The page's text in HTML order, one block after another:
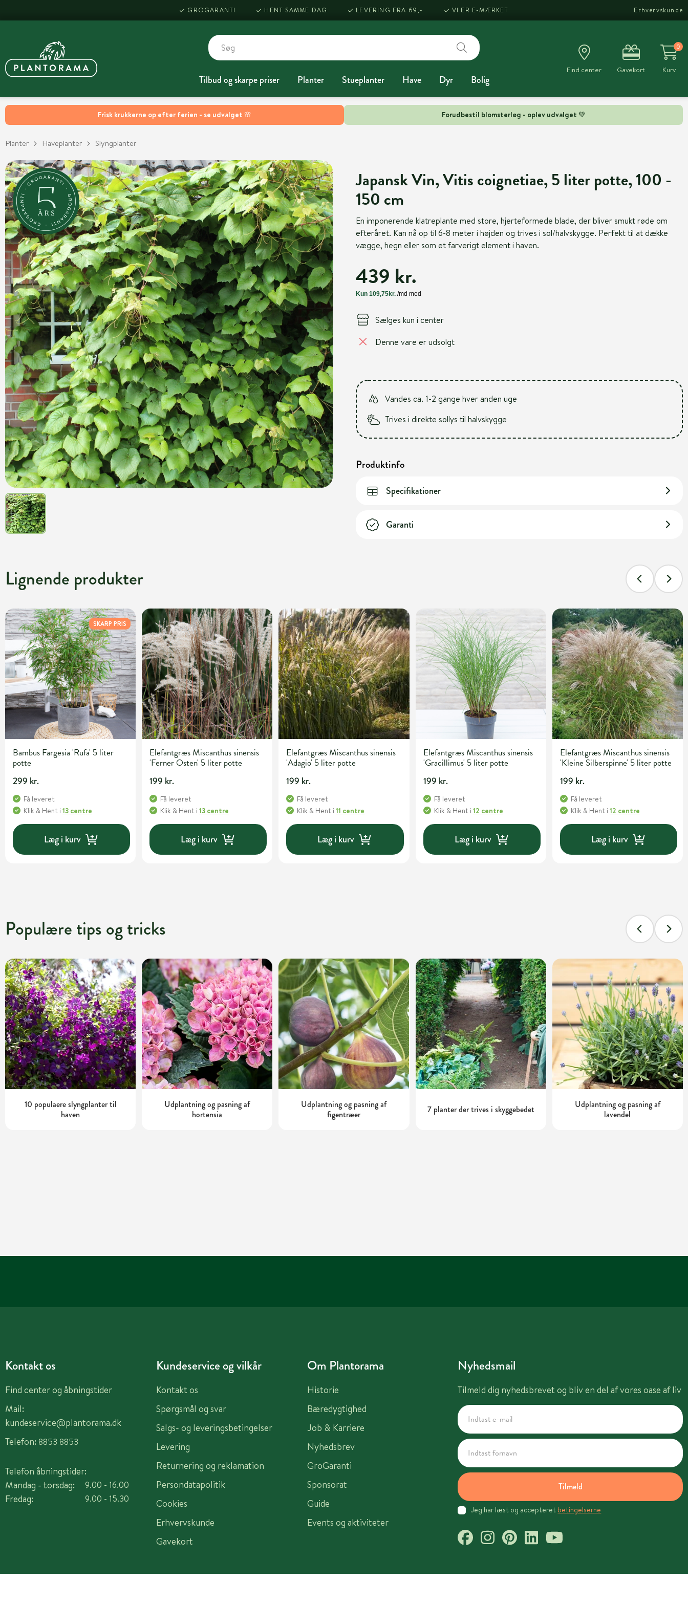
Frisk krukkerne op efter ferien - se udvalget 🌸 Forudbestil blomsterløg - oplev udvalget 💚
GROGARANTI HENT SAMME DAG LEVERING FRA 69,- VI ER E-MÆRKET Erhvervskunde
Tilbud og skarpe priser Planter Stueplanter Have Dyr Bolig
Find center Gavekort
0
Kurv
Planter Haveplanter Slyngplanter
Japansk Vin, Vitis coignetiae, 5 liter potte, 100 -
150 cm
En imponerende klatreplante med store, hjerteformede blade, der bliver smukt røde om
efteråret. Kan nå op til 6-8 meter i højden og trives i sol/halvskygge. Perfekt til at dække
vægge, hegn eller som et farverigt element i haven.
439 kr.
Sælges kun i center
Denne vare er udsolgt
Vandes ca. 1-2 gange hver anden uge
Trives i direkte sollys til halvskygge
Produktinfo
Specifikationer
Garanti
Lignende produkter
SKARP PRIS
Bambus Fargesia 'Rufa' 5 liter
potte
299 kr.
Få leveret
Klik & Hent i 13 centre
Læg i kurv
Elefantgræs Miscanthus sinensis
'Ferner Osten' 5 liter potte
199 kr.
Få leveret
Klik & Hent i13 centre
Læg i kurv
Elefantgræs Miscanthus sinensis
'Adagio' 5 liter potte
199 kr.
Få leveret
Klik & Hent i11 centre
Læg i kurv
Elefantgræs Miscanthus sinensis
'Gracillimus' 5 liter potte
199 kr.
Få leveret
Klik & Hent i 12 centre
Læg i kurv
Elefantgræs Miscanthus sinensis
'Kleine Silberspinne' 5 liter potte
199 kr.
Få leveret
Klik & Hent i 12 centre
Læg i kurv
Populære tips og tricks
10 populaere slyngplanter til
haven
Udplantning og pasning af
hortensia
Udplantning og pasning af
figentræer
7 planter der trives i skyggebedet
Udplantning og pasning af
lavendel
Kontakt os
Find center og åbningstider
Mail:
kundeservice@plantorama.dk
Telefon: 8853 8853
Telefon åbningstider:
Mandag - torsdag:
Fredag:
9.00 - 16.00
9.00 - 15.30
Kundeservice og vilkår
Kontakt os
Spørgsmål og svar
Salgs- og leveringsbetingelser
Levering
Returnering og reklamation
Persondatapolitik
Cookies
Erhvervskunde
Gavekort
Om Plantorama
Historie
Bæredygtighed
Job & Karriere
Nyhedsbrev
GroGaranti
Sponsorat
Guide
Events og aktiviteter
Nyhedsmail
Tilmeld dig nyhedsbrevet og bliv en del af vores oase af liv
Tilmeld
Jeg har læst og accepteret betingelserne